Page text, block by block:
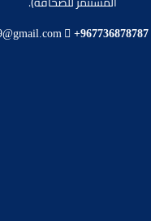
+967736878787